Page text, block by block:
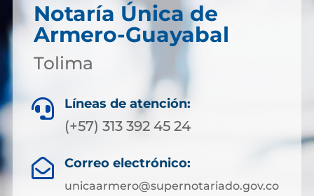
Notaría Única de
Armero-Guayabal
Tolima
 Líneas de atención:
(+57) 313 392 45 24
 Correo electrónico:
unicaarmero@supernotariado.gov.co